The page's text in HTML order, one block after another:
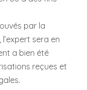
par la
sera en
a bien été
reçues et